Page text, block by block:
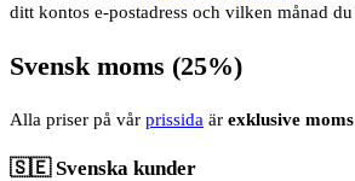
ditt kontos e-postadress och vilken månad
Svensk moms (25%)
Alla priser på vår prissida är exklusive moms
🇸🇪Svenska kunder